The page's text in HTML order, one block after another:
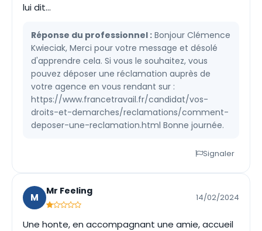
lui dit...
Réponse du professionnel : Bonjour Clémence
Kwieciak, Merci pour votre message et désolé
d'apprendre cela. Si vous le souhaitez, vous
pouvez déposer une réclamation auprès de
votre agence en vous rendant sur :
https://www.francetravail.fr/candidat/vos-
droits-et-demarches/reclamations/comment-
deposer-une-reclamation.html Bonne journée.
Signaler
M
Mr Feeling
14/02/2024
Une honte, en accompagnant une amie, accueil